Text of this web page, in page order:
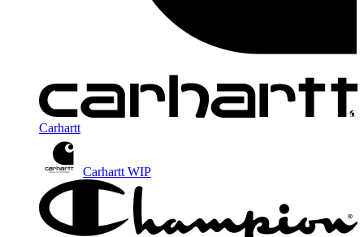
Carhartt
Carhartt WIP